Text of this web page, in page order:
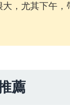
，尤其下午，
薦